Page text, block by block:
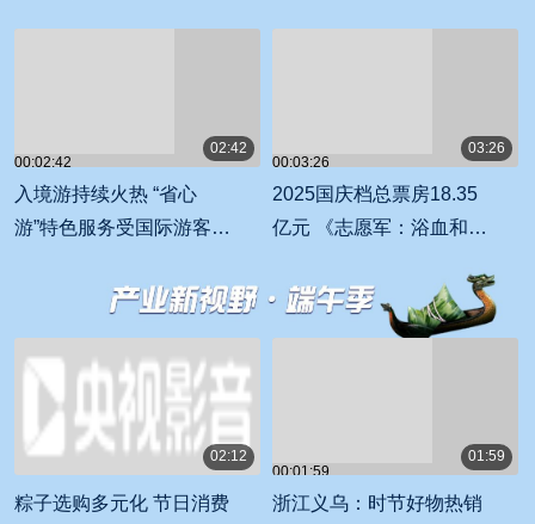
00:02:42
02:42
入境游持续火热 “省心
游”特色服务受国际游客青
00:03:26
03:26
2025国庆档总票房18.35
亿元 《志愿军：浴血和
02:12
粽子选购多元化 节日消费
00:01:59
01:59
浙江义乌：时节好物热销